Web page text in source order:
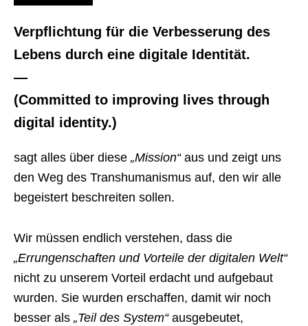
Verpflichtung für die Verbesserung des
Lebens durch eine digitale Identität.
—
(Committed to improving lives through
digital identity.)
sagt alles über diese „Mission“aus und zeigt uns
den Weg des Transhumanismus auf, den wir alle
begeistert beschreiten sollen.
Wir müssen endlich verstehen, dass die
„Errungenschaften und Vorteile der digitalen Welt“
nicht zu unserem Vorteil erdacht und aufgebaut
wurden. Sie wurden erschaffen, damit wir noch
besser als „Teil des System“ausgebeutet,